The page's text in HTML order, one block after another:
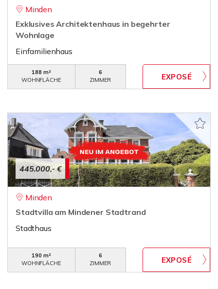
Minden
Exklusives Architektenhaus in begehrter
Wohnlage
Einfamilienhaus
188 m²
WOHNFLÄCHE
6
ZIMMER
445.000,- €
Minden
Stadtvilla am Mindener Stadtrand
Stadthaus
190 m²
WOHNFLÄCHE
6
ZIMMER